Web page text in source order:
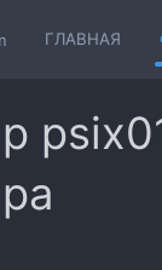
ГЛАВНАЯ